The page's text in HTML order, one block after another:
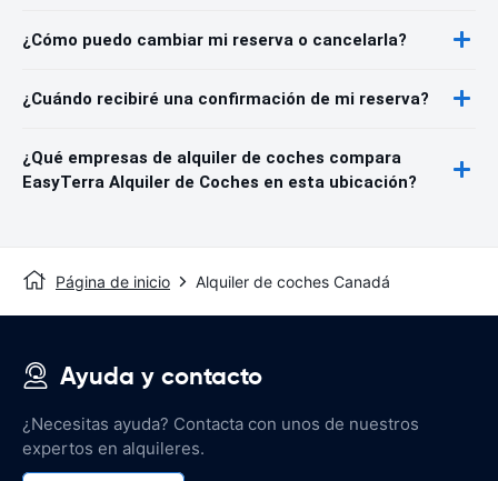
¿Cómo puedo cambiar mi reserva o cancelarla?
¿Cuándo recibiré una confirmación de mi reserva?
¿Qué empresas de alquiler de coches compara
EasyTerra Alquiler de Coches en esta ubicación?
Página de inicio Alquiler de coches Canadá
Ayuda y contacto
¿Necesitas ayuda? Contacta con unos de nuestros
expertos en alquileres.